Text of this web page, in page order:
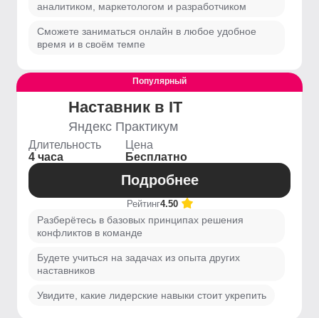
аналитиком, маркетологом и разработчиком
Сможете заниматься онлайн в любое удобное
время и в своём темпе
Популярный
Наставник в IT
Яндекс Практикум
Длительность
4 часа
Цена
Бесплатно
Подробнее
Рейтинг4.50
Разберётесь в базовых принципах решения
конфликтов в команде
Будете учиться на задачах из опыта других
наставников
Увидите, какие лидерские навыки стоит укрепить